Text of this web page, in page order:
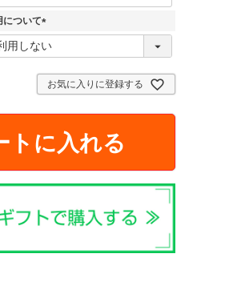
について
(
必
お気に入りに登録する
トに入れる